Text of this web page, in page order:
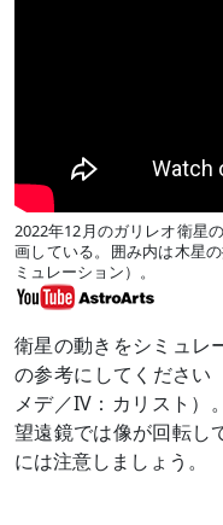
2022年12月のガリレオ衛星
画している。囲み内は木星
ミュレーション）。
衛星の動きをシミュレ
の参考にしてください
メデ／IV：カリスト）
望遠鏡では像が回転し
には注意しましょう。